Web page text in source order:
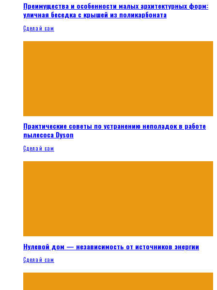
Преимущества и особенности малых архитектурных форм:
уличная беседка с крышей из поликарбоната
Сделай сам
Практические советы по устранению неполадок в работе
пылесоса Dyson
Сделай сам
Нулевой дом — независимость от источников энергии
Сделай сам